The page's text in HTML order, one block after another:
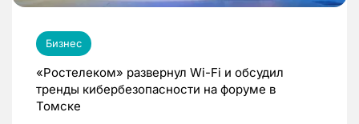
Бизнес
«Ростелеком» развернул Wi-Fi и обсудил
тренды кибербезопасности на форуме в
Томске